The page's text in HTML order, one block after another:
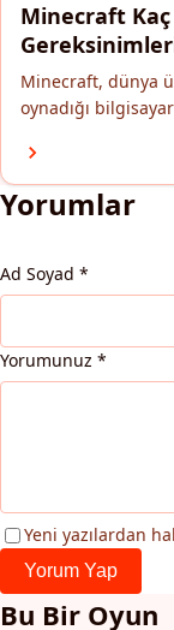
Minecraft
Minecraft, dünya
oynadığı
Yorumlar
Ad Soyad *
Yorumunuz *
Yeni yazılardan
Yorum Yap
Bu Bir Oyun